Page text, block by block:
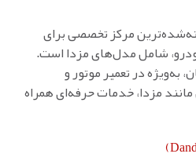
مرکز تخصصی برای
شامل مدل‌های مزدا است.
به‌ویژه در تعمیر موتور و
مزدا، خدمات حرفه‌ای همراه